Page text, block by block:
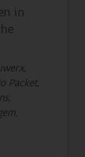
in
Packet,